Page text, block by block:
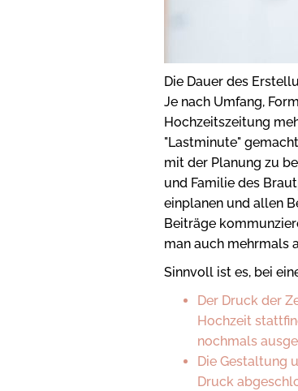
Die Dauer des
Je nach Umfang,
Hochzeitszeitung
"Lastminute"
mit der Planung zu
und Familie des
einplanen und allen
Beiträge
man auch mehrmals
Sinnvoll ist es, bei
Der Druck der
Hochzeit
nochmals
Die Gestaltung
Druck